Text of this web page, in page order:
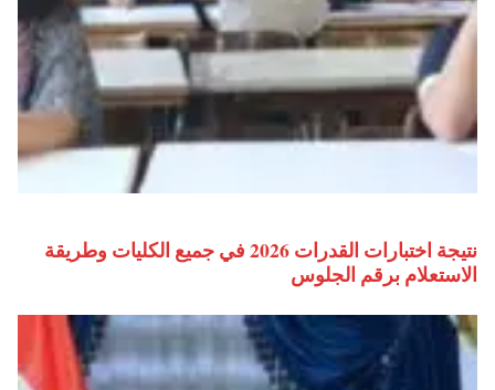
نتيجة اختبارات القدرات 2026 في جميع الكليات وطريقة
الاستعلام برقم الجلوس